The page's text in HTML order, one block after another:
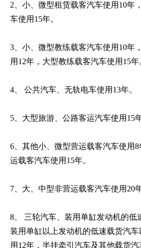
2、小、微型租赁载客汽车使用10年
车使用15年。
3、小、微型教练载客汽车使用10年
用12年，大型教练载客汽车使用15年
4、 公共汽车、无轨电车使用13年。
5、大型旅游、公路客运汽车使用15年
6、其他小、微型营运载客汽车使用
运载客汽车使用15年。
7、大、中型非营运载客汽车使用20年
8、 三轮汽车、装用单缸发动机的低
装用单缸以上发动机的低速载货汽
用12年，半挂牵引汽车及其他载货汽